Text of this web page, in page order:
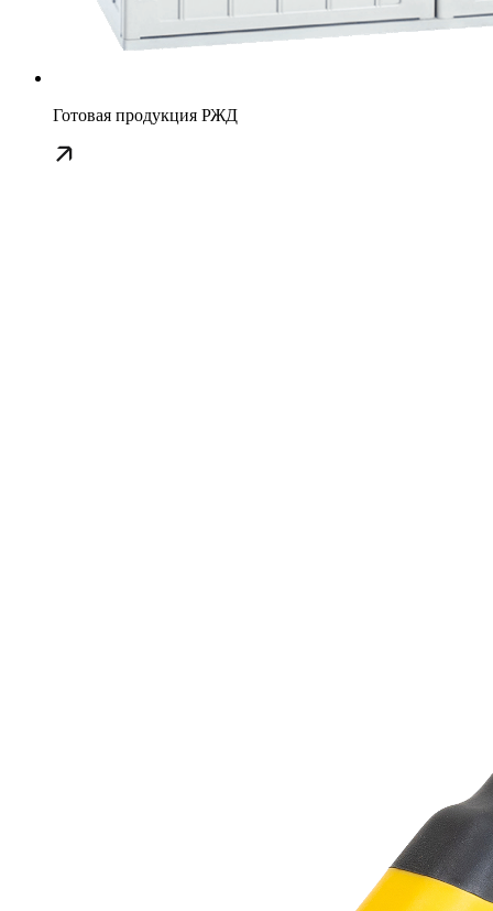
Готовая продукция РЖД